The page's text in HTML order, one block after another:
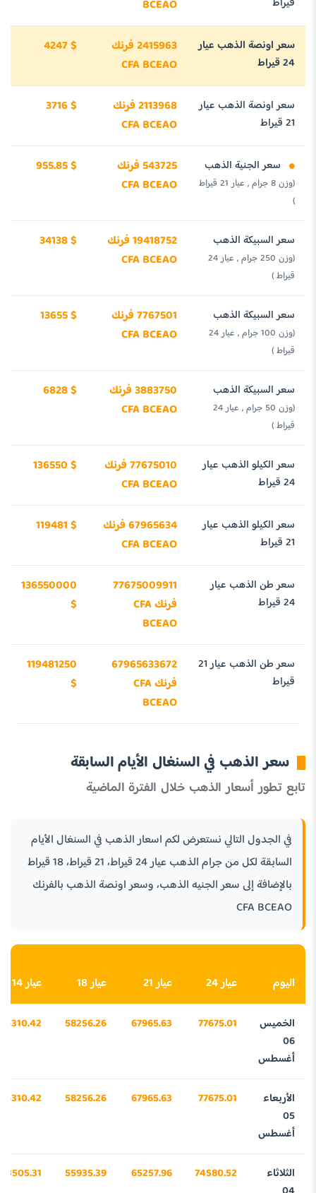
BCEAO
سعر اونصة الذهب عيار
24 قيراط
2415963 فرنك
CFA BCEAO
4247 $
سعر اونصة الذهب عيار
21 قيراط
2113968 فرنك
CFA BCEAO
3716 $
سعر الجنية الذهب
(وزن 8 جرام , عيار 21 قيراط
)
543725 فرنك
CFA BCEAO
955.85 $
سعر السبيكة الذهب
(وزن 250 جرام , عيار 24
قيراط )
19418752 فرنك
CFA BCEAO
34138 $
سعر السبيكة الذهب
(وزن 100 جرام , عيار 24
قيراط )
7767501 فرنك
CFA BCEAO
13655 $
سعر السبيكة الذهب
(وزن 50 جرام , عيار 24
قيراط )
3883750 فرنك
CFA BCEAO
6828 $
سعر الكيلو الذهب عيار
24 قيراط
77675010 فرنك
CFA BCEAO
136550 $
سعر الكيلو الذهب عيار
21 قيراط
67965634 فرنك
CFA BCEAO
119481 $
سعر طن الذهب عيار
24 قيراط
77675009911
فرنك CFA
BCEAO
136550000
$
سعر طن الذهب عيار 21
قيراط
67965633672
فرنك CFA
BCEAO
119481250
$
سعر الذهب في السنغال الأيام السابقة
تابع تطور أسعار الذهب خلال الفترة الماضية
في الجدول التالي نستعرض لكم اسعار الذهب في السنغال الأيام
السابقة لكل من جرام الذهب عيار 24 قيراط، 21 قيراط، 18 قيراط
بالإضافة إلى سعر الجنيه الذهب، وسعر اونصة الذهب بالفرنك
CFA BCEAO
اليوم عيار 24 عيار 21 عيار 18 عيار 14
الخميس
06
أغسطس
77675.01
67965.63
58256.26
45310.42
الأربعاء
05
أغسطس
77675.01
67965.63
58256.26
45310.42
الثلاثاء
74580.52
65257.96
55935.39
43505.31